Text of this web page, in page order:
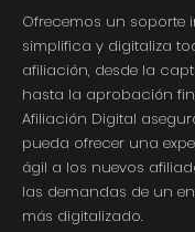
Ofrecemos un soporte
simplifica y digitaliza
afiliación, desde la
hasta la aprobación
Afiliación Digital
pueda ofrecer una
ágil a los nuevos
las demandas de un
más digitalizado.